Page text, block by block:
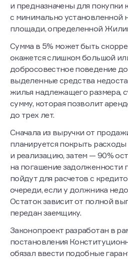
и предназначены для покупки
с минимально установленной
площади, определенной
Сумма в 5% может быть
окажется слишком большой
добросовестное поведение
выделенные средства
жилья надлежащего размера,
сумму, которая позволит
до трех лет.
Сначала из выручки от
планируется покрыть расходы
и реализацию, затем — 90%
на погашение задолженности
пойдут для расчетов с
очереди, если у должника
Остаток зависит от полной
передан заемщику.
Законопроект разработан в
постановления
обязал ввести подобные